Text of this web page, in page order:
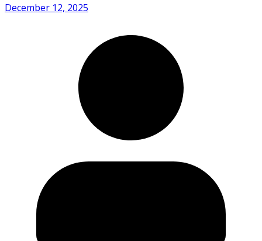
December 12, 2025